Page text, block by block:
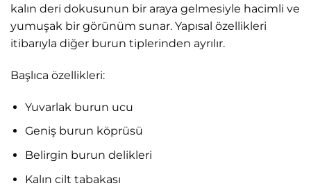
kalın deri dokusunun bir araya gelmesiyle hacimli ve
yumuşak bir görünüm sunar. Yapısal özellikleri
itibarıyla diğer burun tiplerinden ayrılır.
Başlıca özellikleri:
Yuvarlak burun ucu
Geniş burun köprüsü
Belirgin burun delikleri
Kalın cilt tabakası